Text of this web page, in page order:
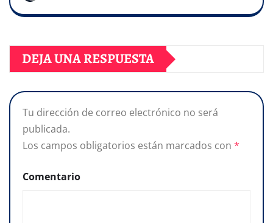
DEJA UNA RESPUESTA
Tu dirección de correo electrónico no será
publicada.
Los campos obligatorios están marcados con *
Comentario